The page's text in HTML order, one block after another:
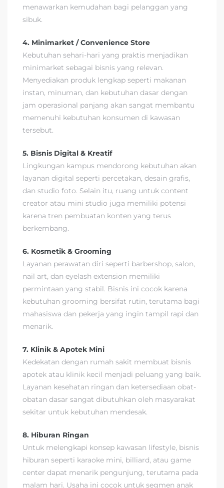
menawarkan kemudahan bagi pelanggan yang
sibuk.
4. Minimarket / Convenience Store
Kebutuhan sehari-hari yang praktis menjadikan
minimarket sebagai bisnis yang relevan.
Menyediakan produk lengkap seperti makanan
instan, minuman, dan kebutuhan dasar dengan
jam operasional panjang akan sangat membantu
memenuhi kebutuhan konsumen di kawasan
tersebut.
5. Bisnis Digital & Kreatif
Lingkungan kampus mendorong kebutuhan akan
layanan digital seperti percetakan, desain grafis,
dan studio foto. Selain itu, ruang untuk content
creator atau mini studio juga memiliki potensi
karena tren pembuatan konten yang terus
berkembang.
6. Kosmetik & Grooming
Layanan perawatan diri seperti barbershop, salon,
nail art, dan eyelash extension memiliki
permintaan yang stabil. Bisnis ini cocok karena
kebutuhan grooming bersifat rutin, terutama bagi
mahasiswa dan pekerja yang ingin tampil rapi dan
menarik.
7. Klinik & Apotek Mini
Kedekatan dengan rumah sakit membuat bisnis
apotek atau klinik kecil menjadi peluang yang baik.
Layanan kesehatan ringan dan ketersediaan obat-
obatan dasar sangat dibutuhkan oleh masyarakat
sekitar untuk kebutuhan mendesak.
8. Hiburan Ringan
Untuk melengkapi konsep kawasan lifestyle, bisnis
hiburan seperti karaoke mini, billiard, atau game
center dapat menarik pengunjung, terutama pada
malam hari. Usaha ini cocok untuk segmen anak